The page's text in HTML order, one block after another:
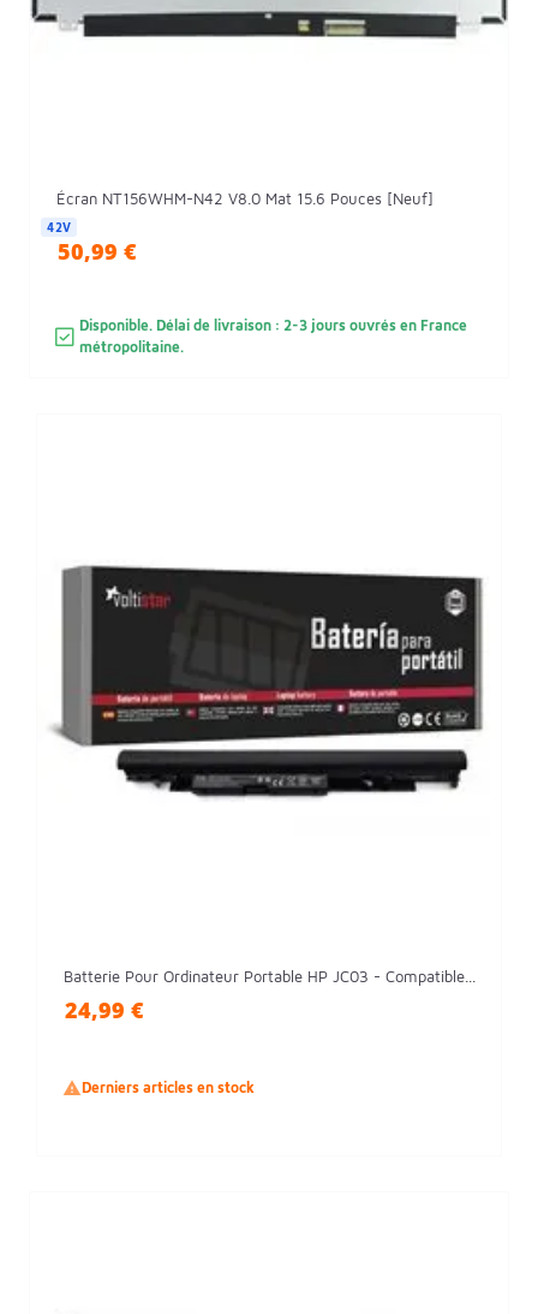
Écran NT156WHM-N42 V8.0 Mat 15.6 Pouces [Neuf]
42V
50,99 €
Disponible. Délai de livraison : 2-3 jours ouvrés en France
métropolitaine.
Batterie Pour Ordinateur Portable HP JC03 - Compatible...
24,99 €
Derniers articles en stock